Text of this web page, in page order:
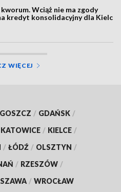
Wciąż nie ma zgody
kredyt konsolidacyjny dla Kielc
WIĘCEJ
/ GDAŃSK /
KATOWICE / KIELCE /
/ ŁÓDŹ / OLSZTYN /
/ RZESZÓW /
/ WROCŁAW